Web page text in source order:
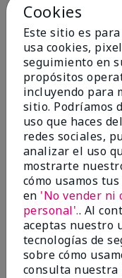
Excellent
EnviadoHace 4
Coverly
deColumbia
Evaluado en
marykay.com/en-us/
Comentarios
Sunscreen Broad
I have been
absolutely love it.
blends
10/10 I definitely
Mostrar Traducción
Cookies
Este sitio es
usa cookies,
seguimiento en
propósitos
incluyendo para
sitio. Podríamos
uso que haces
redes sociales,
analizar el uso
mostrarte
cómo usamos
en 'No vender ni
personal'.. Al
aceptas nuestro
tecnologías de
sobre cómo
consulta nuestra